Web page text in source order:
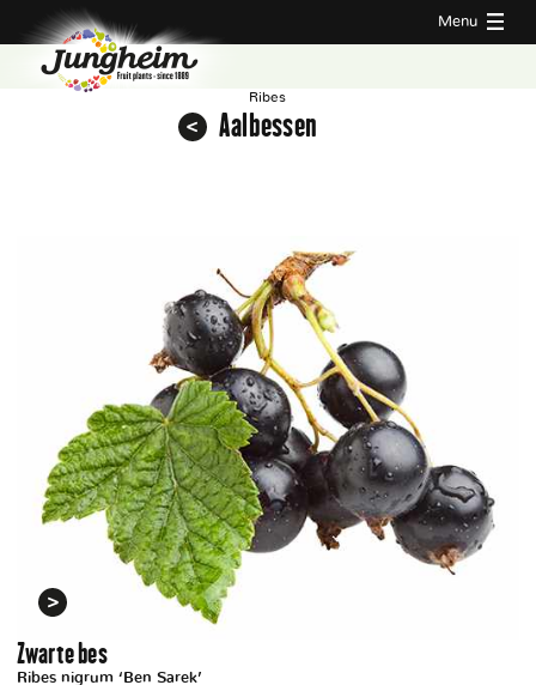
Menu
Ribes
Aalbessen
Zwarte bes
Ribes nigrum ‘Ben Sarek’